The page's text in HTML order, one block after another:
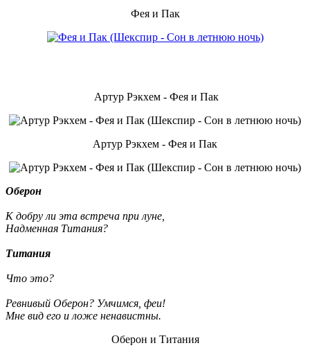
Фея и Пак
Артур Рэкхем - Фея и Пак
Артур Рэкхем - Фея и Пак
Оберон
К добру ли эта встреча при луне,
Надменная Титания?
Титания
Что это?
Ревнивый Оберон? Умчимся, феи!
Мне вид его и ложе ненавистны.
Оберон и Титания